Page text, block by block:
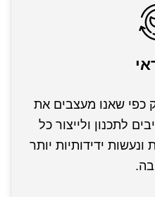
כפי שאנו מעצבים את
לתכנון ולייצור כל
ידידותיות יותר